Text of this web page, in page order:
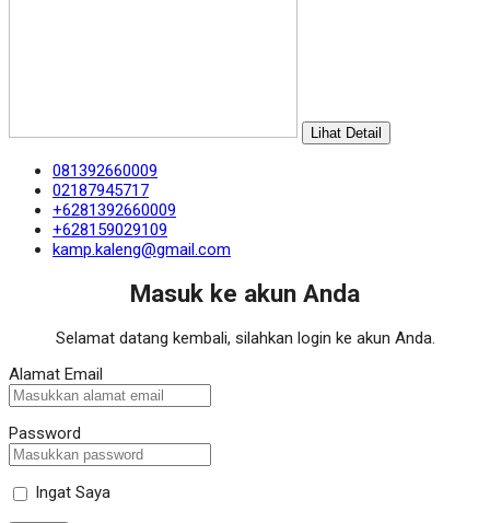
Lihat Detail
081392660009
02187945717
+6281392660009
+628159029109
kamp.kaleng@gmail.com
Masuk ke akun Anda
Selamat datang kembali, silahkan login ke akun Anda.
Alamat Email
Password
Ingat Saya